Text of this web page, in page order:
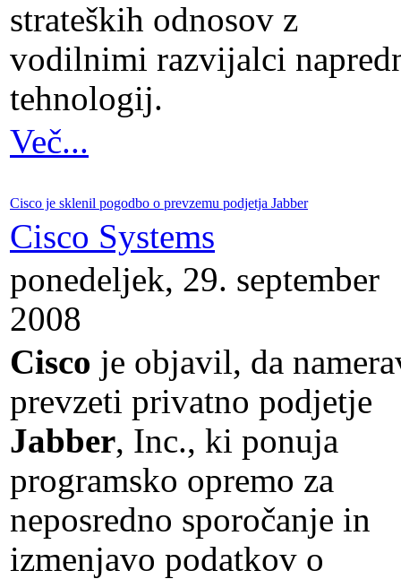
strateških odnosov z
vodilnimi razvijalci
tehnologij.
Več...
Cisco je sklenil pogodbo o prevzemu podjetja Jabber
Cisco Systems
ponedeljek, 29. september
2008
Cisco je objavil, da
prevzeti privatno podjetje
Jabber, Inc., ki ponuja
programsko opremo za
neposredno sporočanje in
izmenjavo podatkov o